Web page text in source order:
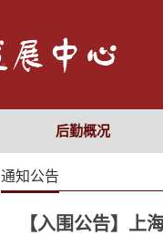
后勤概况
通知公告
【入围公告】上